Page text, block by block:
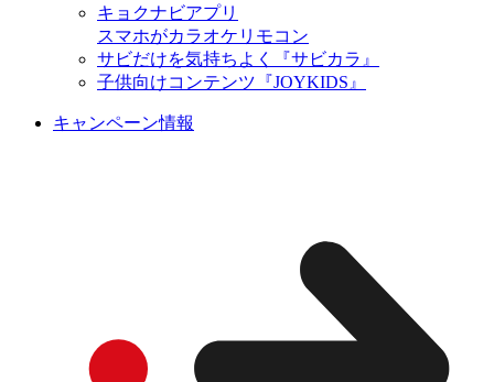
キョクナビアプリ
スマホがカラオケリモコン
サビだけを気持ちよく『サビカラ』
子供向けコンテンツ『JOYKIDS』
キャンペーン情報